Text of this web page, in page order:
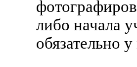
либо начала
обязательно